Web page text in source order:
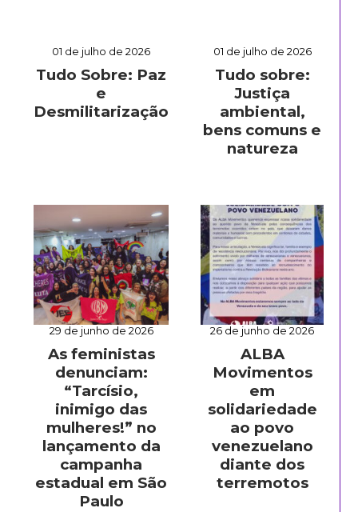
01 de julho de 2026
Tudo Sobre: Paz
e
Desmilitarização
01 de julho de 2026
Tudo sobre:
Justiça
ambiental,
bens comuns e
natureza
29 de junho de 2026
As feministas
denunciam:
“Tarcísio,
inimigo das
mulheres!” no
lançamento da
campanha
estadual em São
Paulo
26 de junho de 2026
ALBA
Movimentos
em
solidariedade
ao povo
venezuelano
diante dos
terremotos